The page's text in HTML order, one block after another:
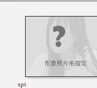
xpt